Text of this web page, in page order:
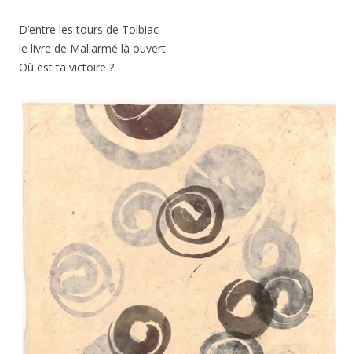
D’entre les tours de Tolbiac
le livre de Mallarmé là ouvert.
Où est ta victoire ?